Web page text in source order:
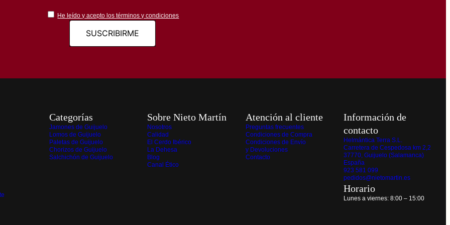
He leído y acepto los términos y condiciones
Categorías
Jamones de Guijuelo
Lomos de Guijuelo
Paletas de Guijuelo
Chorizos de Guijuelo
Salchichón de Guijuelo
Sobre Nieto Martín
Nosotros
Calidad
El Cerdo Ibérico
La Dehesa
Blog
Canal Ético
Atención al cliente
Preguntas frecuentes
Condiciones de Compra
Condiciones de Envío
y Devoluciones
Contacto
Información de
contacto
Helmántica Terra S.L.
Carretera de Cespedosa km 2,2
37770, Guijuelo (Salamanca)
España
923 581 099
pedidos@nietomartin.es
Horario
Lunes a viernes: 8:00 – 15:00